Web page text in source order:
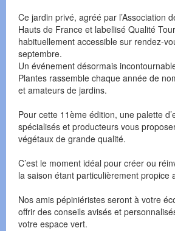
Ce jardin privé, agréé par l’Association
Hauts de France et labellisé Qualité
habituellement accessible sur rendez-
septembre.
Un événement désormais
Plantes rassemble chaque année de
et amateurs de jardins.
Pour cette 11ème édition, une palette
spécialisés et producteurs vous
végétaux de grande qualité.
C’est le moment idéal pour créer ou
la saison étant particulièrement propice
Nos amis pépiniéristes seront à votre
offrir des conseils avisés et
votre espace vert.